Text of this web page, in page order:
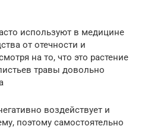
используют в медицине
от отечности и
на то, что это растение
травы довольно
воздействует и
поэтому самостоятельно